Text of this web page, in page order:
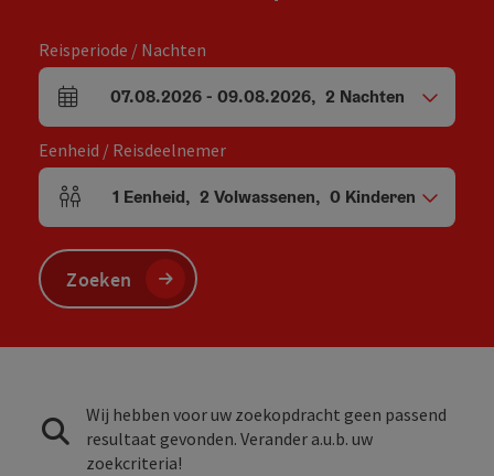
Reisperiode / Nachten
Velden voor aankomst en vertrek
07.08.2026- 09.08.2026, 2 Nachten
Eenheid / Reisdeelnemer
Aantal eenheden en persoonsvelden
1 Eenheid, 2 Volwassenen, 0 Kinderen
Zoeken
Wij hebben voor uw zoekopdracht geen passend
resultaat gevonden. Verander a.u.b. uw
zoekcriteria!